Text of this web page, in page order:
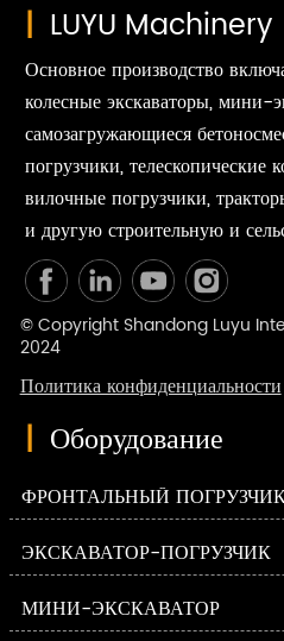
| LUYU Machinery
Основное производство
колесные экскаваторы, мини-
самозагружающиеся
погрузчики, телескопические
вилочные погрузчики,
и другую строительную и
© Copyright Shandong Luyu
2024
Политика конфиденциальности
| Оборудование
ФРОНТАЛЬНЫЙ
ЭКСКАВАТОР-ПОГРУЗЧИК
МИНИ-ЭКСКАВАТОР